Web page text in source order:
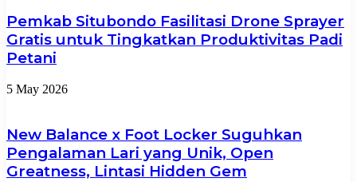
Pemkab Situbondo Fasilitasi Drone Sprayer
Gratis untuk Tingkatkan Produktivitas Padi
Petani
5 May 2026
New Balance x Foot Locker Suguhkan
Pengalaman Lari yang Unik, Open
Greatness, Lintasi Hidden Gem